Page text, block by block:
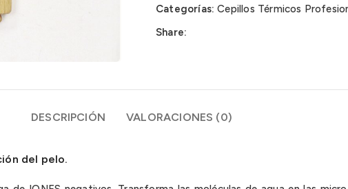
Categorías: Cepillos Térmicos
Share:
DESCRIPCIÓN VALORACIONES (0)
del pelo.